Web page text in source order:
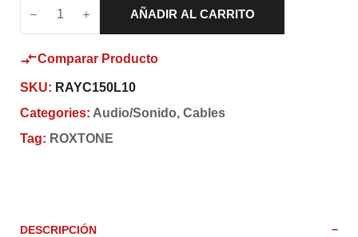
AÑADIR AL CARRITO
Comparar Producto
SKU: RAYC150L10
Categories: Audio/Sonido, Cables
Tag: ROXTONE
DESCRIPCIÓN